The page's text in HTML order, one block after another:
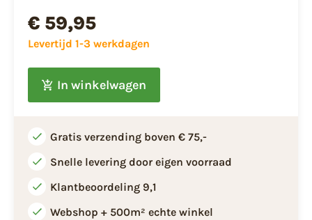
€ 59,95
Levertijd 1-3 werkdagen
In winkelwagen
Gratis verzending boven € 75,-
Snelle levering door eigen voorraad
Klantbeoordeling 9,1
Webshop + 500m² echte winkel